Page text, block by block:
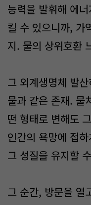
능력을 발휘해 에
킬 수 있으니까, 가
지. 물의 상위호환
그 외계생명체 발
물과 같은 존재. 물
떤 형태로 변해도
인간의 욕망에 접
그 성질을 유지할
그 순간, 방문을 열